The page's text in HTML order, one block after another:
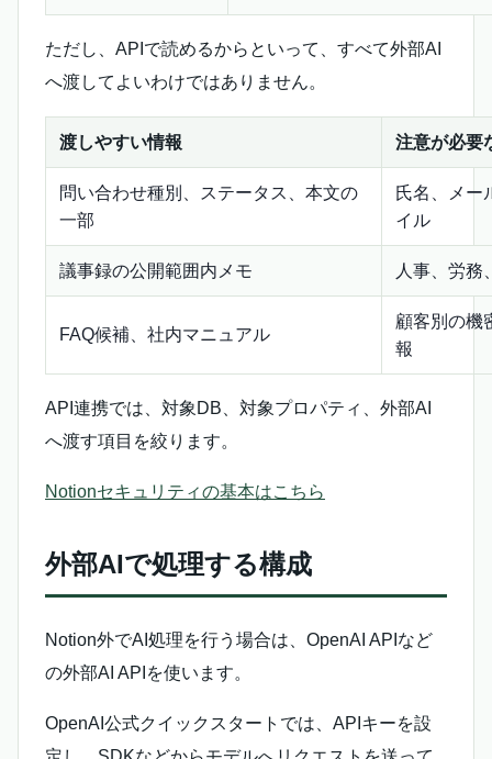
ただし、APIで読めるからといって、すべて外部AI
へ渡してよいわけではありません。
渡しやすい情報 注意が必要
問い合わせ種別、ステータス、本文の
一部
氏名、メー
イル
議事録の公開範囲内メモ 人事、労務
FAQ候補、社内マニュアル
顧客別の機
報
API連携では、対象DB、対象プロパティ、外部AI
へ渡す項目を絞ります。
Notionセキュリティの基本はこちら
外部AIで処理する構成
Notion外でAI処理を行う場合は、OpenAI APIなど
の外部AI APIを使います。
OpenAI公式クイックスタートでは、APIキーを設